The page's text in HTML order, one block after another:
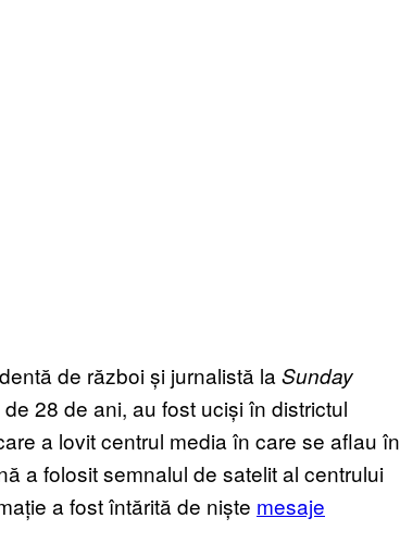
de război și jurnalistă la Sunday
28 de ani, au fost uciși în districtul
a lovit centrul media în care se aflau în
a folosit semnalul de satelit al centrului
a fost întărită de niște mesaje